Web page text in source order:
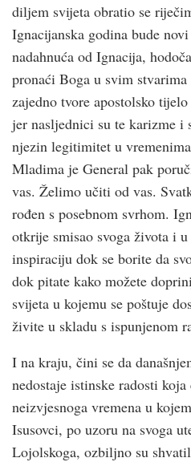
diljem svijeta obratio se
Ignacijanska godina bude
nadahnuća od Ignacija,
pronaći Boga u svim
zajedno tvore apostolsko
jer nasljednici su te karizme i
njezin legitimitet u
Mladima je General pak
vas. Želimo učiti od vas.
rođen s posebnom svrhom.
otkrije smisao svoga života i
inspiraciju dok se borite da
dok pitate kako možete
svijeta u kojemu se poštuje
živite u skladu s ispunjenom
I na kraju, čini se da
nedostaje istinske radosti
neizvjesnoga vremena u
Isusovci, po uzoru na svoga
Lojolskoga, ozbiljno su